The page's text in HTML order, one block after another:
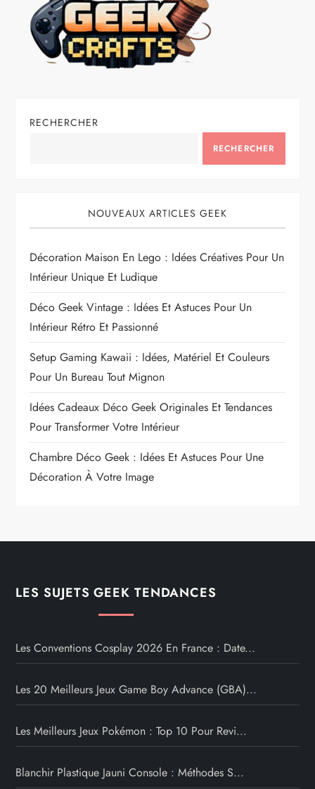
RECHERCHER
RECHERCHER
NOUVEAUX ARTICLES GEEK
Décoration Maison En Lego : Idées Créatives Pour Un
Intérieur Unique Et Ludique
Déco Geek Vintage : Idées Et Astuces Pour Un
Intérieur Rétro Et Passionné
Setup Gaming Kawaii : Idées, Matériel Et Couleurs
Pour Un Bureau Tout Mignon
Idées Cadeaux Déco Geek Originales Et Tendances
Pour Transformer Votre Intérieur
Chambre Déco Geek : Idées Et Astuces Pour Une
Décoration À Votre Image
LES SUJETS GEEK TENDANCES
Les Conventions Cosplay 2026 En France : Date...
Les 20 Meilleurs Jeux Game Boy Advance (GBA)...
Les Meilleurs Jeux Pokémon : Top 10 Pour Revi...
Blanchir Plastique Jauni Console : Méthodes S...